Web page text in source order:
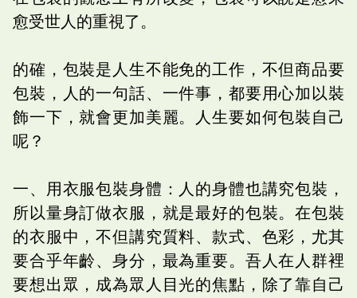
愈受世人的重視了。
的確，包裝是人生不能免的工作，不但商品要
包裝，人的一句話、一件事，都要用心加以裝
飾一下，就會更加美麗。人生要如何包裝自己
呢？
一、用衣服包裝身體：人的身體也講究包裝，
所以量身訂做衣服，就是最好的包裝。在包裝
的衣服中，不但講究質料、款式、色彩，尤其
要合乎年齡、身分，最為重要。吾人在人群裡
要想出眾，成為眾人目光的焦點，除了靠自己